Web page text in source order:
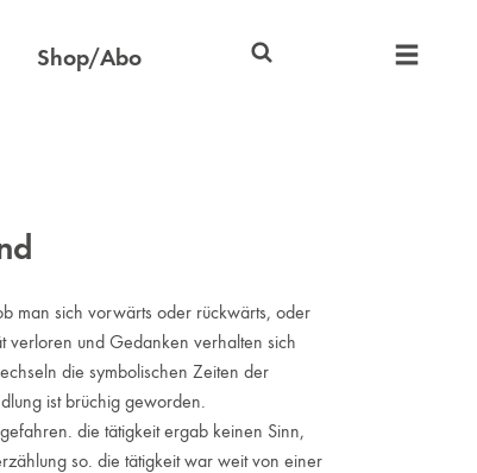
Shop/Abo
man sich vorwärts oder rückwärts, oder
verloren und Gedanken verhalten sich
die symbolischen Zeiten der
ist brüchig geworden.
die tätigkeit ergab keinen Sinn,
so. die tätigkeit war weit von einer